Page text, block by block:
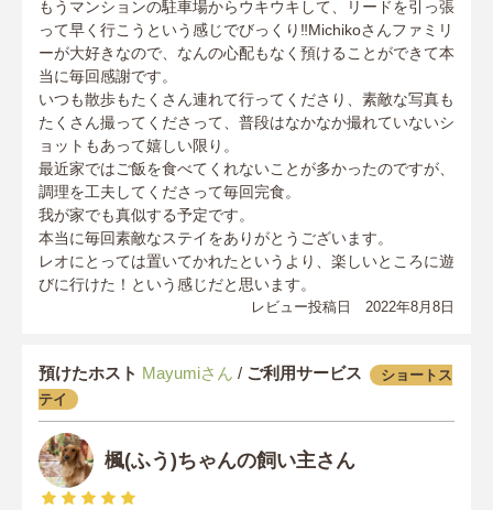
もうマンションの駐車場からウキウキして、リードを引っ張
って早く行こうという感じでびっくり‼️Michikoさんファミリ
ーが大好きなので、なんの心配もなく預けることができて本
当に毎回感謝です。
いつも散歩もたくさん連れて行ってくださり、素敵な写真も
たくさん撮ってくださって、普段はなかなか撮れていないシ
ョットもあって嬉しい限り。
最近家ではご飯を食べてくれないことが多かったのですが、
調理を工夫してくださって毎回完食。
我が家でも真似する予定です。
本当に毎回素敵なステイをありがとうございます。
レオにとっては置いてかれたというより、楽しいところに遊
びに行けた！という感じだと思います。
レビュー投稿日 2022年8月8日
預けたホスト Mayumiさん / ご利用サービス
ショートス
テイ
楓(ふう)ちゃんの飼い主さん